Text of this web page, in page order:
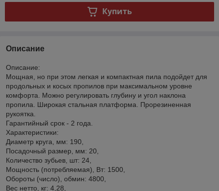
Купить
Описание
Описание:
Мощная, но при этом легкая и компактная пила подойдет для
продольных и косых пропилов при максимальном уровне
комфорта. Можно регулировать глубину и угол наклона
пропила. Широкая стальная платформа. Прорезиненная
рукоятка.
Гарантийный срок - 2 года.
Характеристики:
Диаметр круга, мм: 190,
Посадочный размер, мм: 20,
Количество зубьев, шт: 24,
Мощность (потребляемая), Вт: 1500,
Обороты (число), обмин: 4800,
Вес нетто, кг: 4,28,